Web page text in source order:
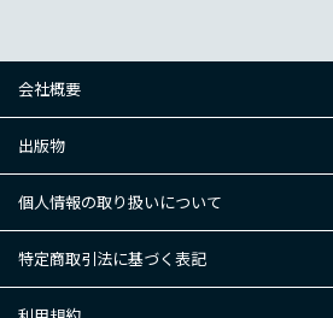
会社概要
出版物
個人情報の取り扱いについて
特定商取引法に基づく表記